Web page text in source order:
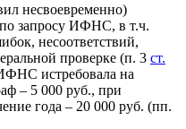
несвоевременно)
запросу ИФНС, в т.ч.
несоответствий,
проверке (п. 3 ст.
истребовала на
– 5 000 руб., при
года – 20 000 руб. (пп.